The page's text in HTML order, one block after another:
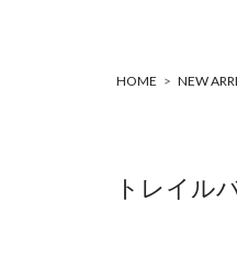
HOME > NEW
トレイル